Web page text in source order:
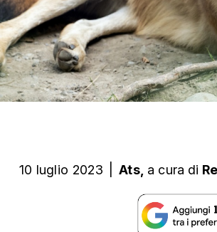
10 luglio 2023 Ats, a cura di